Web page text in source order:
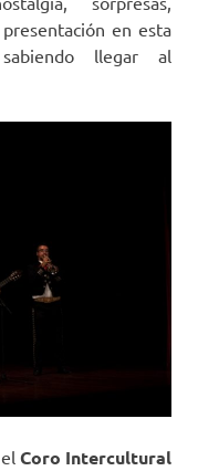
en esta
llegar al
Coro Intercultural